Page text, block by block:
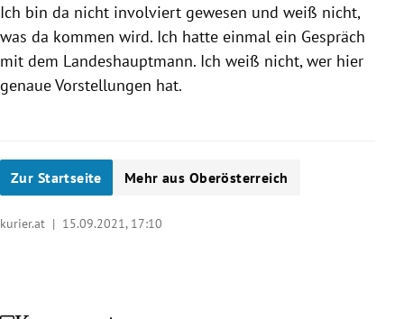
Ich bin da nicht involviert gewesen und weiß nicht,
was da kommen wird. Ich hatte einmal ein Gespräch
mit dem Landeshauptmann. Ich weiß nicht, wer hier
genaue Vorstellungen hat.
Zur Startseite Mehr aus Oberösterreich
kurier.at | 15.09.2021, 17:10